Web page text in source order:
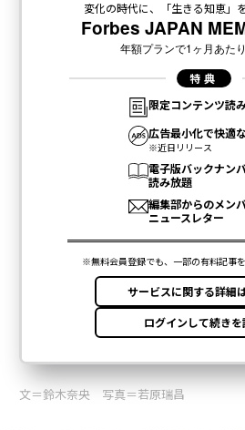
文＝鈴木奈央 写真＝若原瑞昌